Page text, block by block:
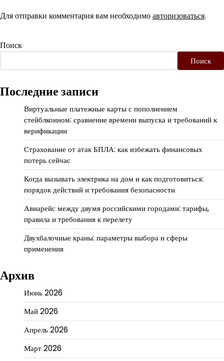
Для отправки комментария вам необходимоавторизоваться.
Поиск
Поиск
Последние записи
Виртуальные платежные карты с пополнением
стейблкоином: сравнение времени выпуска и требований к
верификации
Страхование от атак БПЛА: как избежать финансовых
потерь сейчас
Когда вызывать электрика на дом и как подготовиться:
порядок действий и требования безопасности
Авиарейс между двумя российскими городами: тарифы,
правила и требования к перелету
Двухбалочные краны: параметры выбора и сферы
применения
Архив
Июнь 2026
Май 2026
Апрель 2026
Март 2026